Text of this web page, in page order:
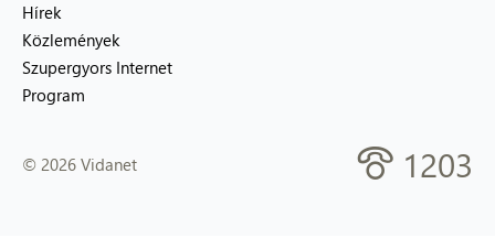
Hírek
Közlemények
Szupergyors Internet
Program
© 2026 Vidanet 1203